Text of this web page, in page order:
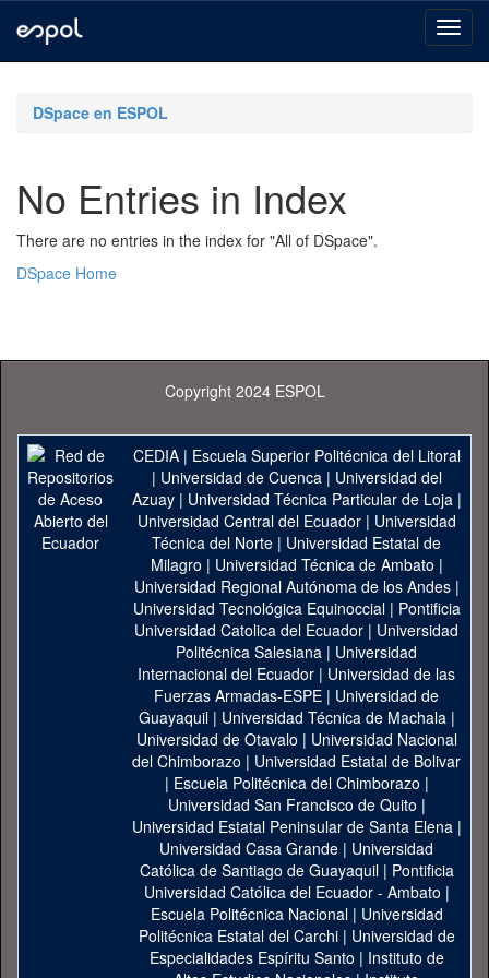
navigationDSpace en ESPOL
No Entries in Index
There are no entries in the index for "All of DSpace".
DSpace Home
Copyright 2024 ESPOL
CEDIA| Escuela Superior Politécnica del Litoral
| Universidad de Cuenca| Universidad del
Azuay| Universidad Técnica Particular de Loja|
Universidad Central del Ecuador| Universidad
Técnica del Norte | Universidad Estatal de
Milagro | Universidad Técnica de Ambato |
Universidad Regional Autónoma de los Andes|
Universidad Tecnológica Equinoccial| Pontificia
Universidad Catolica del Ecuador | Universidad
Politécnica Salesiana | Universidad
Internacional del Ecuador | Universidad de las
Fuerzas Armadas-ESPE | Universidad de
Guayaquil| Universidad Técnica de Machala|
Universidad de Otavalo | Universidad Nacional
del Chimborazo | Universidad Estatal de Bolivar
| Escuela Politécnica del Chimborazo |
Universidad San Francisco de Quito |
Universidad Estatal Peninsular de Santa Elena|
Universidad Casa Grande | Universidad
Católica de Santiago de Guayaquil| Pontificia
Universidad Católica del Ecuador - Ambato |
Escuela Politécnica Nacional| Universidad
Politécnica Estatal del Carchi| Universidad de
Especialidades Espíritu Santo | Instituto de